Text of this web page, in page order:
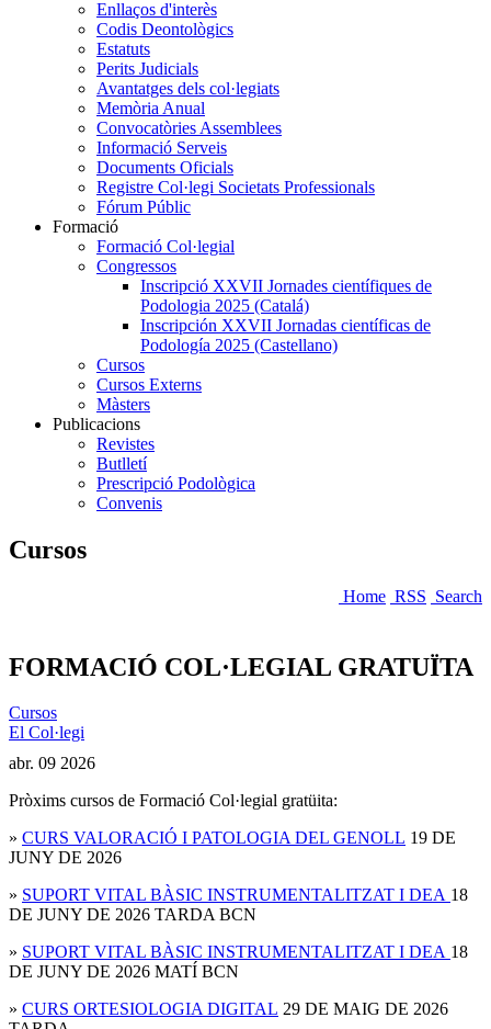
Enllaços d'interès
Codis Deontològics
Estatuts
Perits Judicials
Avantatges dels col·legiats
Memòria Anual
Convocatòries Assemblees
Informació Serveis
Documents Oficials
Registre Col·legi Societats Professionals
Fórum Públic
Formació
Formació Col·legial
Congressos
Inscripció XXVII Jornades científiques de
Podologia 2025 (Catalá)
Inscripción XXVII Jornadas científicas de
Podología 2025 (Castellano)
Cursos
Cursos Externs
Màsters
Publicacions
Revistes
Butlletí
Prescripció Podològica
Convenis
Cursos
Home RSS Search
FORMACIÓ COL·LEGIAL GRATUÏTA
Cursos
El Col·legi
abr. 09 2026
Pròxims cursos de Formació Col·legial gratüita:
» CURS VALORACIÓ I PATOLOGIA DEL GENOLL 19 DE
JUNY DE 2026
» SUPORT VITAL BÀSIC INSTRUMENTALITZAT I DEA 18
DE JUNY DE 2026 TARDA BCN
» SUPORT VITAL BÀSIC INSTRUMENTALITZAT I DEA 18
DE JUNY DE 2026 MATÍ BCN
» CURS ORTESIOLOGIA DIGITAL 29 DE MAIG DE 2026